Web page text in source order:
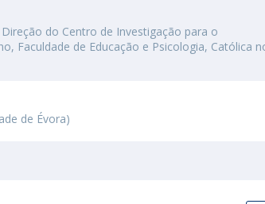
do Centro de Investigação para o
Faculdade de Educação e Psicologia, Católica
de Évora)